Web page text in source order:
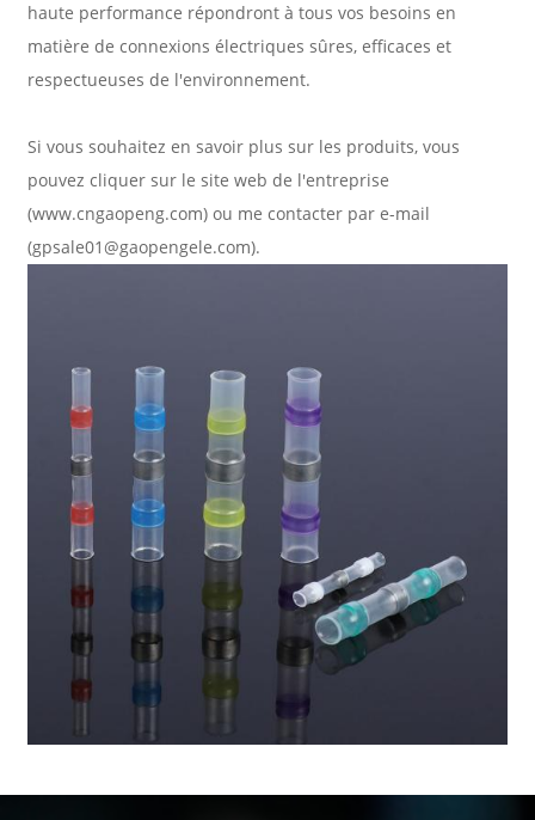
haute performance répondront à tous vos besoins en
matière de connexions électriques sûres, efficaces et
respectueuses de l'environnement.
Si vous souhaitez en savoir plus sur les produits, vous
pouvez cliquer sur le site web de l'entreprise
(www.cngaopeng.com) ou me contacter par e-mail
(gpsale01@gaopengele.com).